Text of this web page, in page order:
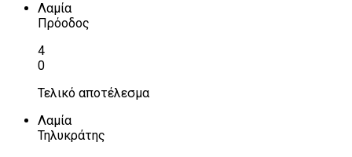
Λαμία
Πρόοδος
4
0
Τελικό αποτέλεσμα
Λαμία
Τηλυκράτης